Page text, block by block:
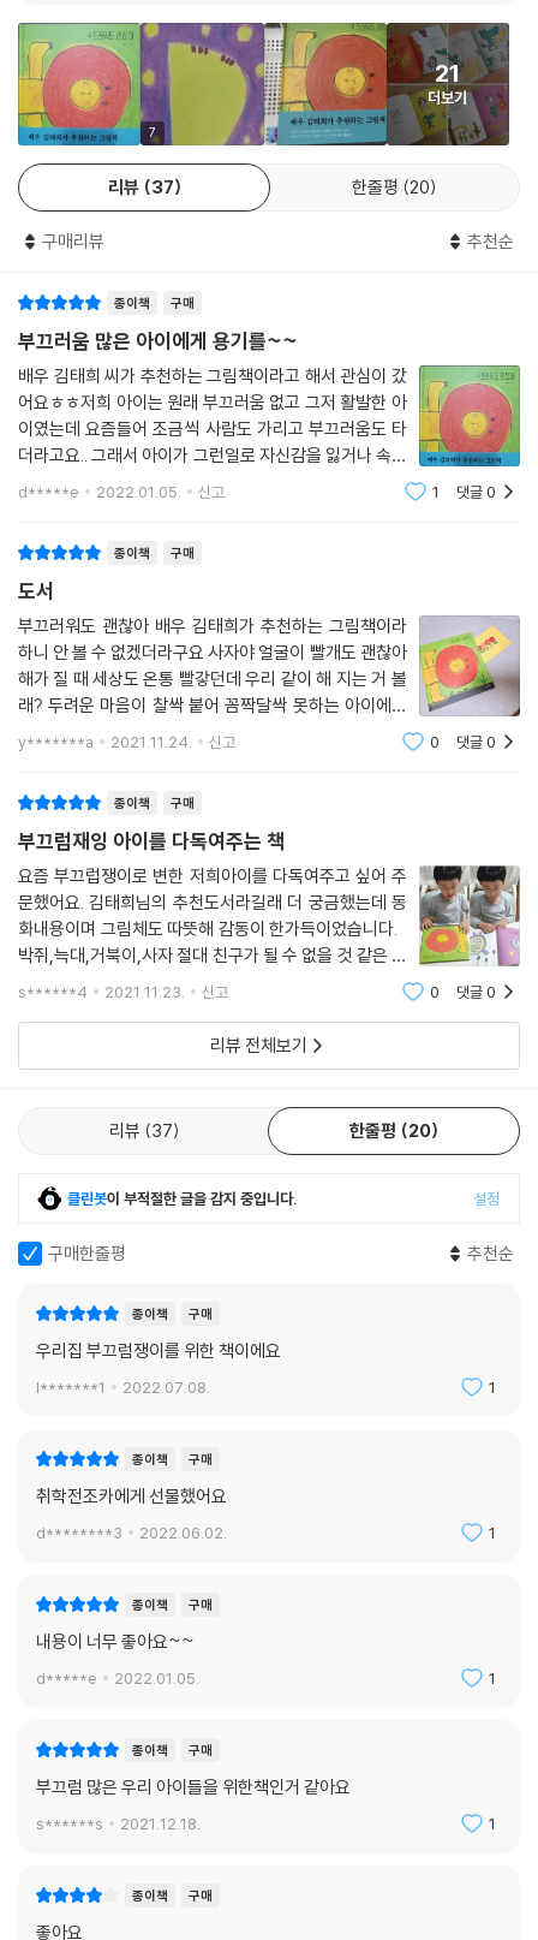
“나 부끄러워서 장기 자랑 못 하겠어, 으앙!” 부끄러움 때문에 혼자서 끙끙
앓던 사자는 결국 친구들 앞에서 울음을 터뜨리고 만다. 친구들은 “걱정
마. 우리가 있잖아.”라며 사자를 위로하고 곁에서 방법을 모색한다. 세수를
해 보라는 박쥐의 제안이나 노란색 가면을 씌우려는 늑대의 아이디어는 사
자의 빨개진 얼굴을 원래대로 되돌려 놓기에는 엉성하고 엉뚱해 보이지만
그 마음만큼은 미덥다. 그런데 거북이가 말한다. 얼굴이 빨개도 괜찮다고,
해가 질 때 세상도 온통 빨갛다고, 그러니 함께 해를 보자고…….
“두려움에 찰싹 붙어 있는 마음에 틈이 생기고 기운이 돋아나게 하는 것은
다.”
_작가의 말 중에서
어쩌면 이미 사자의 마음속에는 ‘진짜 용기’가 자리 잡고 있었을지 모른다.
타인 앞에 나서는 두려움과 부끄러움을 작아지게 하려면 먼저 자신의 감정
을 대면하고 드러내는 용기가 필요한 법이니 말이다.
보며 자연스럽게 자기감정을 들여다볼 수 있기를, 부끄러움과 두려움으로
가득 찼던 어린이들 마음에 기운이 돋아나기를 바란다. 더불어 거북이가
사자에게 했던 것처럼, 이 책을 함께 읽는 어른들도 느리지만 단단한 위로
와 응원을 어린이들에게 건넬 수 있기를 바란다.
어린이의 눈높이에 서서 어린이의 마음을 시원하게 해 줄
작가의 유쾌한 진심과 응원
대학 시절부터 10년 넘게 사회 복지사로 활동하면서 빛나라공부방에서 만
난 어린이들에게 예쁜 것을 주고 싶다는 마음으로 살았다는 황선화 작가.
이후 독서 지도사로 지내며 책을 통해 어린이들에게 웃음을 선물할 수 있
다는 것을 알게 된 뒤 작가는 그림책 작가가 되기 위해 꼭두일러스트의 문
을 두드렸다. 그리고 이렇게 첫 작품을 펴낸다.
사자의 노란 얼굴이 부끄러운 상황에서는 붉은색으로 달아오른다. 작가는
어린이들이 직관적으로 받아들이기 쉬운 ‘색’이라는 장치를 통해 감정을
떠올릴 수 있기를 바랐다고 말한다. 사자가 자기 자신을 긍정적으로 받아
들이고 작은 용기를 얻으며 감정을 해소하는 장면 역시 붉은 해가 지는 모
뭐 어때서?” 사자와 이 책을 읽는 어린이의 마음을 시원하게 씻어 내는 것
“걱정 마. 우리가 있잖아.” _본문 중에서
에서
과감한 라인과 통통 튀는 경쾌한 컬러는 천진하고 귀여운 캐릭터를 더욱
돋보이게 한다. 컬러와 여백을 적재적소에 과감하게 활용한 면 구성은 틀
에 박히지 않아 더없이 신선하다. 작가의 유쾌하고 귀여운 위로와 개성이
가득한 『부끄러워도 괜찮아』. 작가가 펼쳐 나갈 그림책 세계와 어린이들의
7
21
더보기
리뷰 37 한줄평 20
구매리뷰 추천순
종이책 구매
부끄러움 많은 아이에게 용기를~~
배우 김태희 씨가 추천하는 그림책이라고 해서 관심이 갔
어요ㅎㅎ저희 아이는 원래 부끄러움 없고 그저 활발한 아
이였는데 요즘들어 조금씩 사람도 가리고 부끄러움도 타
더라고요.. 그래서 아이가 그런일로 자신감을 잃거나 속상
해하지 않았으면 하는 마음에서 구매해 봤어요ㅋ숲속 장
d*****e 2022.01.05. 신고 1 댓글0
종이책 구매
도서
부끄러워도 괜찮아 배우 김태희가 추천하는 그림책이라
하니 안 볼 수 없겠더라구요 사자야 얼굴이 빨개도 괜찮아
해가 질 때 세상도 온통 빨갛던데 우리 같이 해 지는 거 볼
래? 두려운 마음이 찰싹 붙어 꼼짝달싹 못하는 아이에게
작은 용기를 주는 마법 같은 책입니다. 부끄러움으로 마
음이 자꾸만 작아지는 아이들이 있다면 추천할게요 얼마
y*******a 2021.11.24. 신고 0 댓글0
종이책 구매
부끄럼재잉 아이를 다독여주는 책
요즘 부끄럽쟁이로 변한 저희아이를 다독여주고 싶어 주
문했어요. 김태희님의 추천도서라길래 더 궁금했는데 동
화내용이며 그림체도 따뜻해 감동이 한가득이었습니다.
박쥐,늑대,거북이,사자 절대 친구가 될 수 없을 것 같은 동
감정임을 깨닫고 아이를 더 이해
s******4 2021.11.23. 신고 0 댓글0
리뷰 전체보기
리뷰 37 한줄평 20
클린봇이 부적절한 글을 감지 중입니다. 설정
구매한줄평 추천순
종이책 구매
우리집 부끄럼쟁이를 위한 책이에요
l*******1 2022.07.08. 1
종이책 구매
취학전조카에게 선물했어요
d********3 2022.06.02. 1
종이책 구매
내용이 너무 좋아요~~
d*****e 2022.01.05. 1
종이책 구매
부끄럼 많은 우리 아이들을 위한책인거 같아요
s******s 2021.12.18. 1
종이책 구매
좋아요